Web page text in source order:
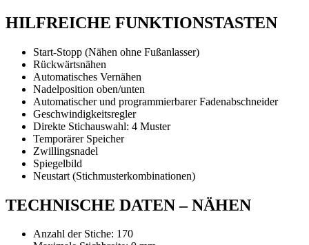
HILFREICHE FUNKTIONSTASTEN
Start-Stopp (Nähen ohne Fußanlasser)
Rückwärtsnähen
Automatisches Vernähen
Nadelposition oben/unten
Automatischer und programmierbarer Fadenabschneider
Geschwindigkeitsregler
Direkte Stichauswahl: 4 Muster
Temporärer Speicher
Zwillingsnadel
Spiegelbild
Neustart (Stichmusterkombinationen)
TECHNISCHE DATEN – NÄHEN
Anzahl der Stiche: 170